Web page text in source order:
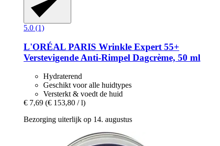
5.0 (1)
L'ORÉAL PARIS Wrinkle Expert 55+
Verstevigende Anti-​Rimpel Dagcrème, 50 ml
Hydraterend
Geschikt voor alle huidtypes
Versterkt & voedt de huid
€ 7,69 (€ 153,80 / l)
Bezorging uiterlijk op 14. augustus